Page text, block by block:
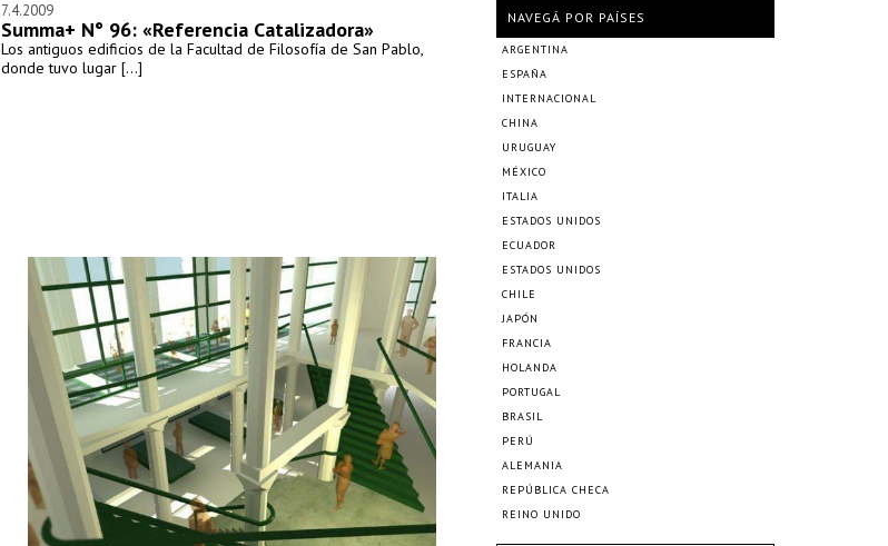
7.4.2009
Summa+ N° 96: «Referencia Catalizadora»
Los antiguos edificios de la Facultad de Filosofía de San Pablo,
donde tuvo lugar [...]
NAVEGÁ POR PAÍSES
ARGENTINA
ESPAÑA
INTERNACIONAL
CHINA
URUGUAY
MÉXICO
ITALIA
ESTADOS UNIDOS
ECUADOR
ESTADOS UNIDOS
CHILE
JAPÓN
FRANCIA
HOLANDA
PORTUGAL
BRASIL
PERÚ
ALEMANIA
REPÚBLICA CHECA
REINO UNIDO